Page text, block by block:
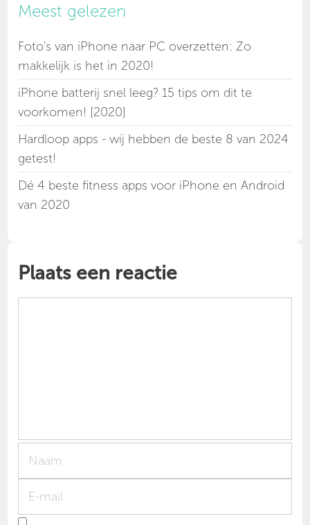
Meest gelezen
Foto's van iPhone naar PC overzetten: Zo
makkelijk is het in 2020!
iPhone batterij snel leeg? 15 tips om dit te
voorkomen! [2020]
Hardloop apps - wij hebben de beste 8 van 2024
getest!
Dé 4 beste fitness apps voor iPhone en Android
van 2020
Plaats een reactie